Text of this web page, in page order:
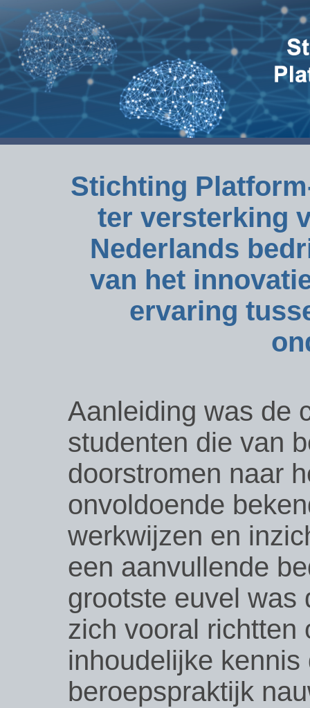
Stichting
ter versterking
Nederlands
van het
ervaring
Aanleiding was de
studenten die van
doorstromen naar
onvoldoende
werkwijzen en
een aanvullende
grootste euvel was
zich vooral richtten
inhoudelijke
beroepspraktijk